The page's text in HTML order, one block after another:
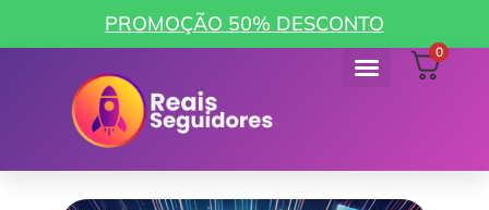
PROMOÇÃO 50% DESCONTO
0